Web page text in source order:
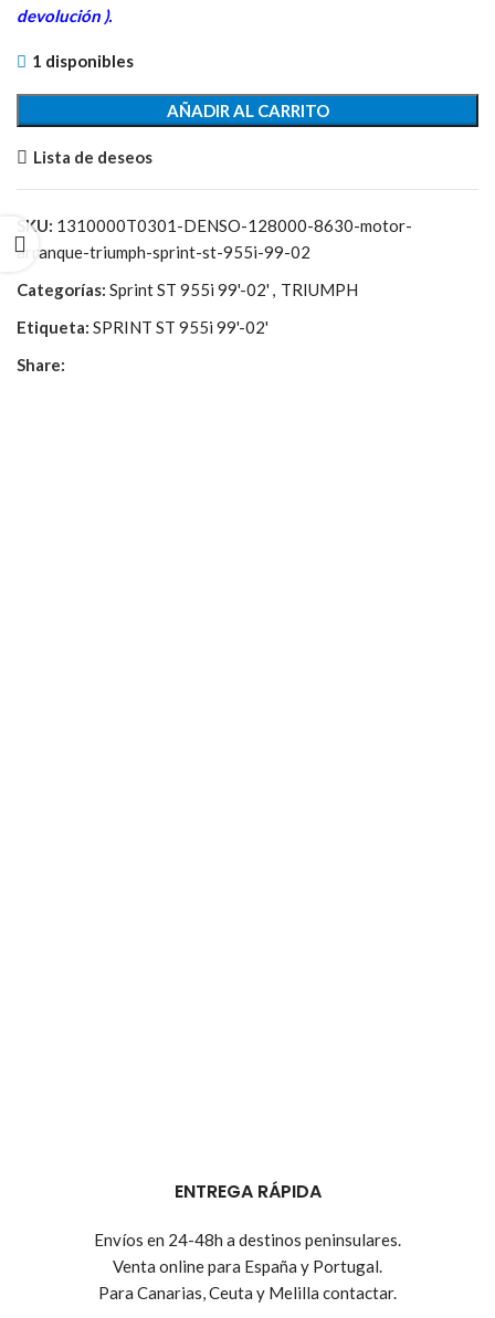
devolución ).
1 disponibles
AÑADIR AL CARRITO
Lista de deseos
SKU: 1310000T0301-DENSO-128000-8630-motor-
arranque-triumph-sprint-st-955i-99-02
Categorías: Sprint ST 955i 99'-02' , TRIUMPH
Etiqueta: SPRINT ST 955i 99'-02'
Share:
ENTREGA RÁPIDA
Envíos en 24-48h a destinos peninsulares.
Venta online para España y Portugal.
Para Canarias, Ceuta y Melilla contactar.